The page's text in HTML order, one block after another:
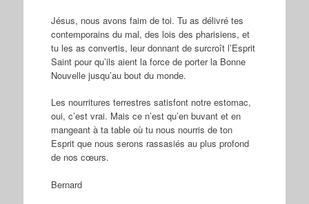
Jésus, nous avons faim de toi. Tu as délivré tes
contemporains du mal, des lois des pharisiens, et
tu les as convertis, leur donnant de surcroît l’Esprit
Saint pour qu’ils aient la force de porter la Bonne
Nouvelle jusqu’au bout du monde.
Les nourritures terrestres satisfont notre estomac,
oui, c’est vrai. Mais ce n’est qu’en buvant et en
mangeant à ta table où tu nous nourris de ton
Esprit que nous serons rassasiés au plus profond
de nos cœurs.
Bernard